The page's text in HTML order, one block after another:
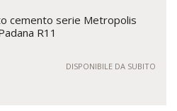
cemento serie Metropolis
R11
DISPONIBILE DA SUBITO